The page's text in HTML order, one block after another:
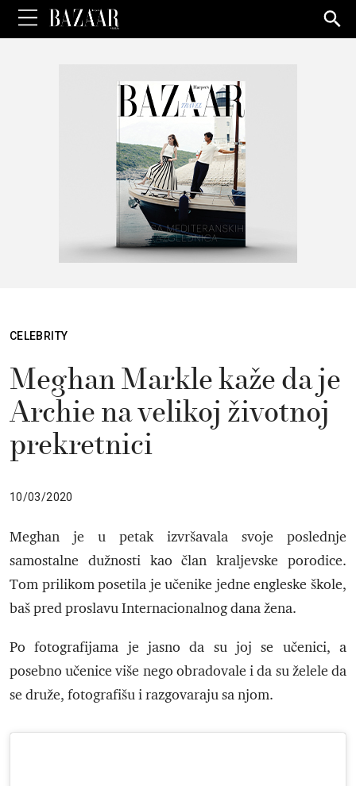
for:
CELEBRITY
Meghan Markle kaže da je
Archie na velikoj životnoj
prekretnici
10/03/2020
Meghan je u petak izvršavala svoje poslednje
samostalne dužnosti kao član kraljevske porodice.
Tom prilikom posetila je učenike jedne engleske škole,
baš pred proslavu Internacionalnog dana žena.
Po fotografijama je jasno da su joj se učenici, a
posebno učenice više nego obradovale i da su želele da
se druže, fotografišu i razgovaraju sa njom.